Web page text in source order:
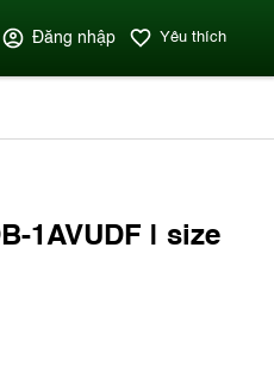
Đăng nhập Yêu thích
1AVUDF | size